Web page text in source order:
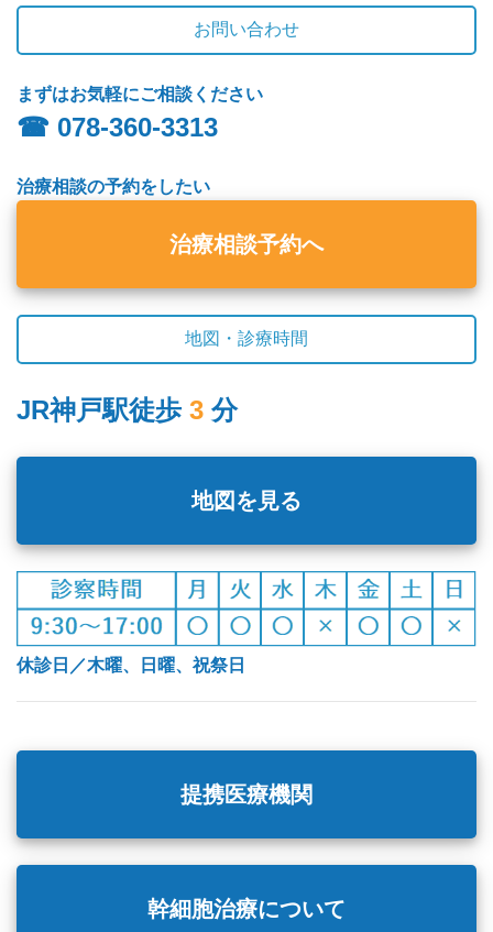
お問い合わせ
まずはお気軽にご相談ください
☎︎ 078-360-3313
治療相談の予約をしたい
治療相談予約へ
地図・診療時間
JR神戸駅徒歩 3 分
地図を見る
休診日／木曜、日曜、祝祭日
提携医療機関
幹細胞治療について